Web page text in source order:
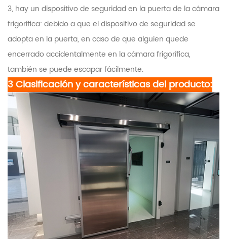
3, hay un dispositivo de seguridad en la puerta de la cámara
frigorífica: debido a que el dispositivo de seguridad se
adopta en la puerta, en caso de que alguien quede
encerrado accidentalmente en la cámara frigorífica,
también se puede escapar fácilmente.
3 Clasificación y características del producto: